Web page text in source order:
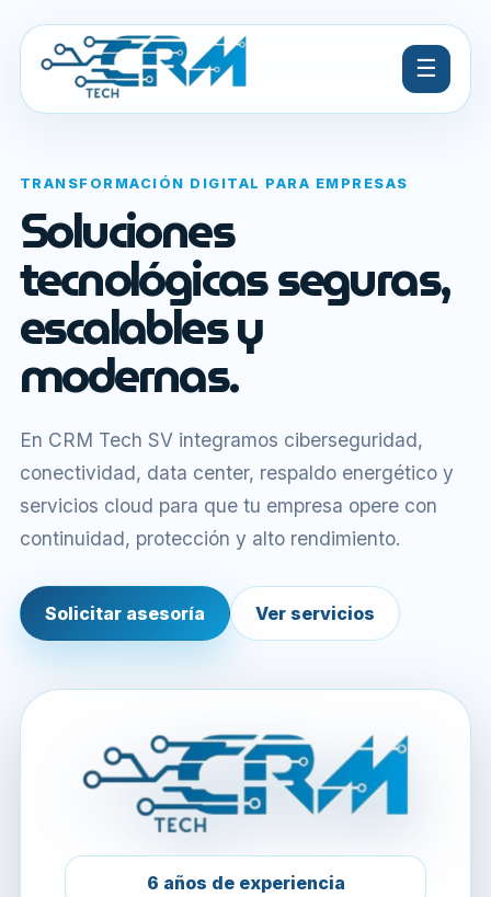
☰
TRANSFORMACIÓN DIGITAL PARA EMPRESAS
Soluciones
tecnológicas seguras,
escalables y
modernas.
En CRM Tech SV integramos ciberseguridad,
conectividad, data center, respaldo energético y
servicios cloud para que tu empresa opere con
continuidad, protección y alto rendimiento.
Solicitar asesoría Ver servicios
6 años de experiencia